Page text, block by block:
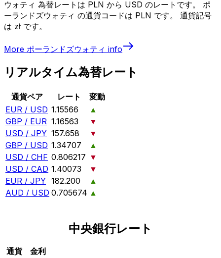
ウォティ 為替レートは PLN から USD のレートです。 ポ
ーランドズウォティ の通貨コードは PLN です。 通貨記号
は zł です。
More ポーランドズウォティ info
リアルタイム為替レート
通貨ペア レート
変動
EUR / USD 1.15566
▲
GBP / EUR 1.16563
▼
USD / JPY 157.658
▼
GBP / USD 1.34707
▲
USD / CHF 0.806217 ▼
USD / CAD 1.40073
▼
EUR / JPY 182.200
▲
AUD / USD 0.705674 ▲
中央銀行レート
通貨
金利